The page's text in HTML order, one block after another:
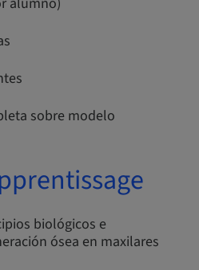
sobre modelo
biológicos e
ósea en maxilares